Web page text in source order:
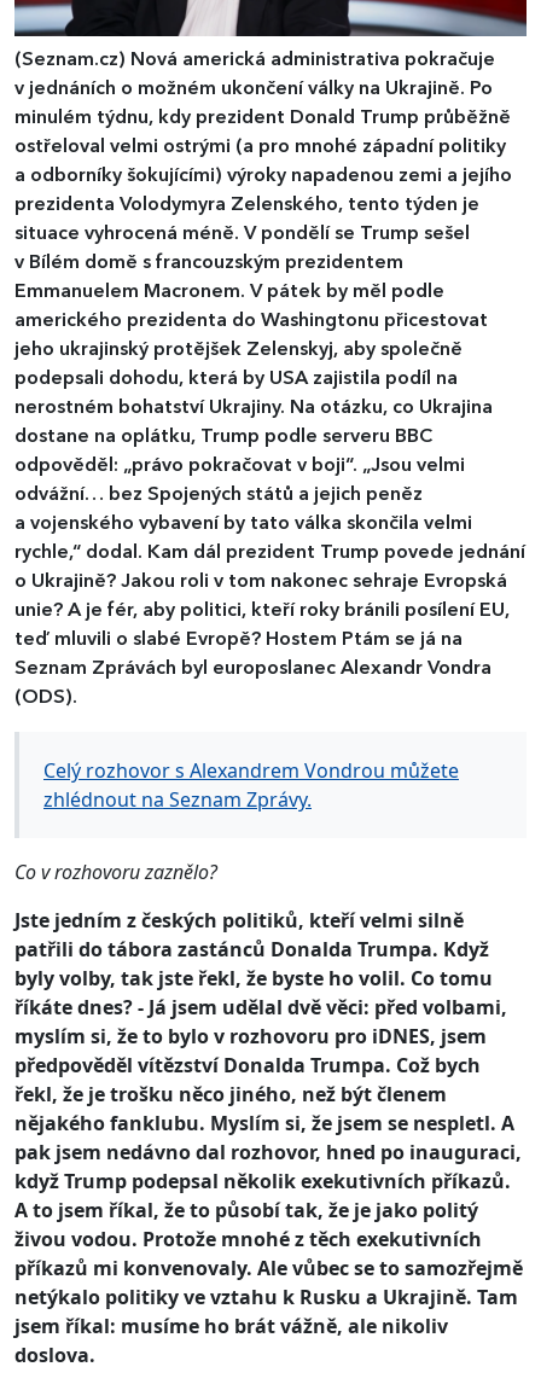
(Seznam.cz) Nová americká administrativa pokračuje
v jednáních o možném ukončení války na Ukrajině. Po
minulém týdnu, kdy prezident Donald Trump průběžně
ostřeloval velmi ostrými (a pro mnohé západní politiky
a odborníky šokujícími) výroky napadenou zemi a jejího
prezidenta Volodymyra Zelenského, tento týden je
situace vyhrocená méně. V pondělí se Trump sešel
v Bílém domě s francouzským prezidentem
Emmanuelem Macronem. V pátek by měl podle
amerického prezidenta do Washingtonu přicestovat
jeho ukrajinský protějšek Zelenskyj, aby společně
podepsali dohodu, která by USA zajistila podíl na
nerostném bohatství Ukrajiny. Na otázku, co Ukrajina
dostane na oplátku, Trump podle serveru BBC
odpověděl: „právo pokračovat v boji“. „Jsou velmi
odvážní… bez Spojených států a jejich peněz
a vojenského vybavení by tato válka skončila velmi
rychle,“ dodal. Kam dál prezident Trump povede jednání
o Ukrajině? Jakou roli v tom nakonec sehraje Evropská
unie? A je fér, aby politici, kteří roky bránili posílení EU,
teď mluvili o slabé Evropě? Hostem Ptám se já na
Seznam Zprávách byl europoslanec Alexandr Vondra
(ODS).
Celý rozhovor s Alexandrem Vondrou můžete
zhlédnout na Seznam Zprávy.
Co v rozhovoru zaznělo?
Jste jedním z českých politiků, kteří velmi silně
patřili do tábora zastánců Donalda Trumpa. Když
byly volby, tak jste řekl, že byste ho volil. Co tomu
říkáte dnes? - Já jsem udělal dvě věci: před volbami,
myslím si, že to bylo v rozhovoru pro iDNES, jsem
předpověděl vítězství Donalda Trumpa. Což bych
řekl, že je trošku něco jiného, než být členem
nějakého fanklubu. Myslím si, že jsem se nespletl. A
pak jsem nedávno dal rozhovor, hned po inauguraci,
když Trump podepsal několik exekutivních příkazů.
A to jsem říkal, že to působí tak, že je jako politý
živou vodou. Protože mnohé z těch exekutivních
příkazů mi konvenovaly. Ale vůbec se to samozřejmě
netýkalo politiky ve vztahu k Rusku a Ukrajině. Tam
jsem říkal: musíme ho brát vážně, ale nikoliv
doslova.